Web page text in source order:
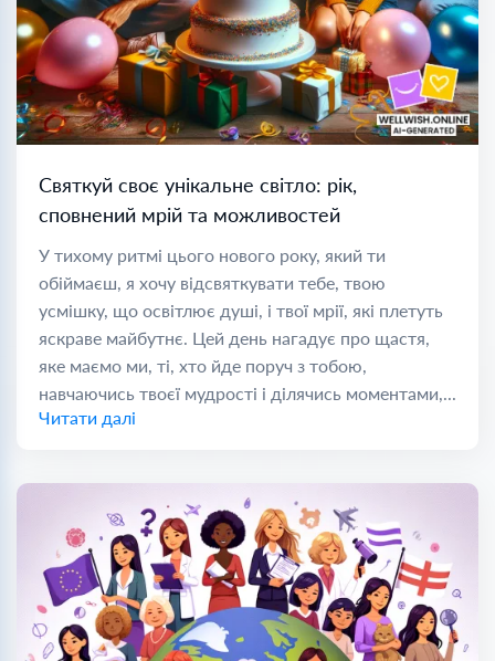
Святкуй своє унікальне світло: рік,
сповнений мрій та можливостей
У тихому ритмі цього нового року, який ти
обіймаєш, я хочу відсвяткувати тебе, твою
усмішку, що освітлює душі, і твої мрії, які плетуть
яскраве майбутнє. Цей день нагадує про щастя,
яке маємо ми, ті, хто йде поруч з тобою,
навчаючись твоєї мудрості і ділячись моментами,...
Читати далі